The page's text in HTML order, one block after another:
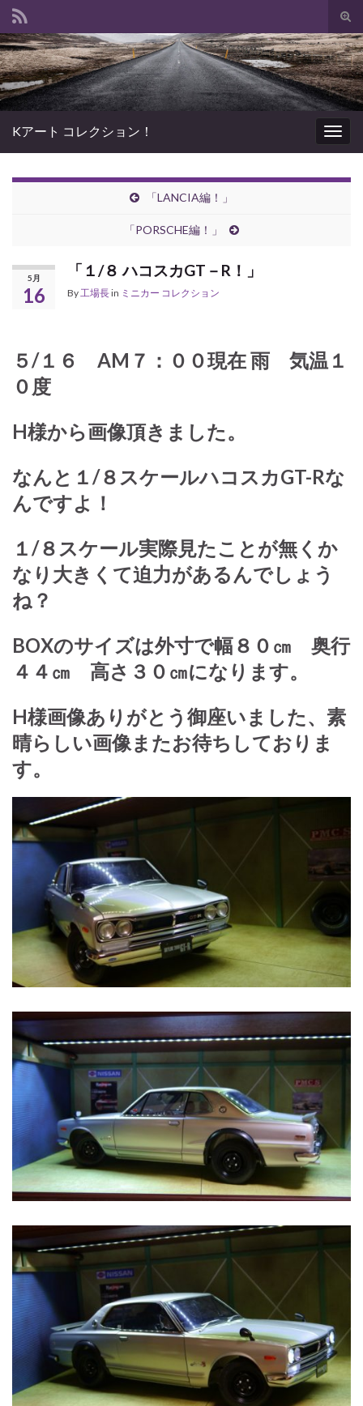
Search for:
Kアート コレクション！
「LANCIA編！」
「PORSCHE編！」
5月
16
「１/８ ハコスカGT－R！」
By 工場長in ミニカー コレクション
５/１６ AM７：００現在 雨 気温１
０度
H様から画像頂きました。
なんと１/８スケールハコスカGT-Rな
んですよ！
１/８スケール実際見たことが無くか
なり大きくて迫力があるんでしょう
ね？
BOXのサイズは外寸で幅８０㎝ 奥行
４４㎝ 高さ３０㎝になります。
H様画像ありがとう御座いました、素
晴らしい画像またお待ちしておりま
す。